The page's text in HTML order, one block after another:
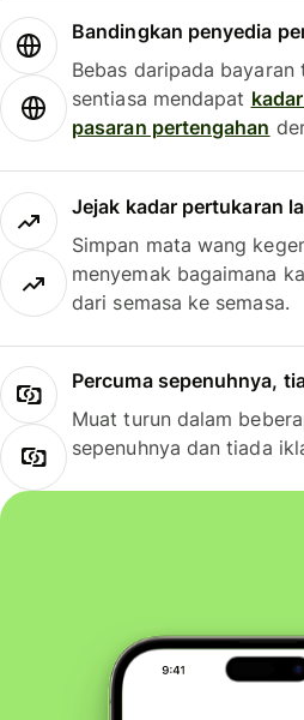
Bandingkan penyedia
Bebas daripada bayaran
sentiasa mendapat
pasaran pertengahan
Jejak kadar pertukaran
Simpan mata wang
menyemak bagaimana
dari semasa ke semasa.
Percuma sepenuhnya,
Muat turun dalam
sepenuhnya dan tiada